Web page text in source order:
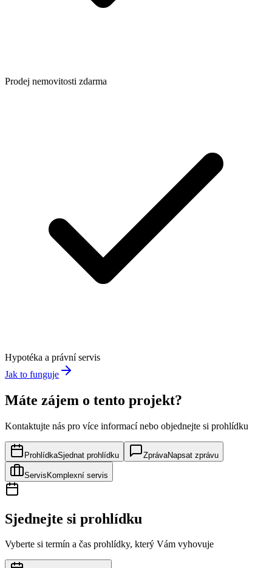
Prodej nemovitosti zdarma
Hypotéka a právní servis
Jak to funguje
Máte zájem o tento projekt?
Kontaktujte nás pro více informací nebo objednejte si prohlídku
ProhlídkaSjednat prohlídku ZprávaNapsat zprávu
ServisKomplexní servis
Sjednejte si prohlídku
Vyberte si termín a čas prohlídky, který Vám vyhovuje